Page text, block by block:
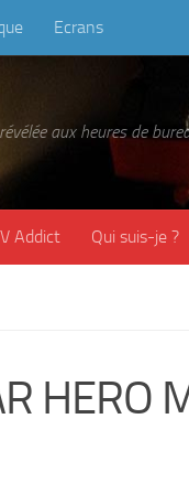
Ecrans
aux heures de
Addict Qui suis-je ?
HERO